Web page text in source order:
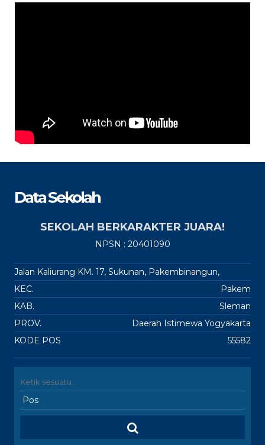
Data Sekolah
SEKOLAH BERKARAKTER JUARA!
NPSN : 20401090
Jalan Kaliurang KM. 17, Sukunan, Pakembinangun,
KEC.
Pakem
KAB.
Sleman
PROV.
Daerah Istimewa Yogyakarta
KODE POS
55582